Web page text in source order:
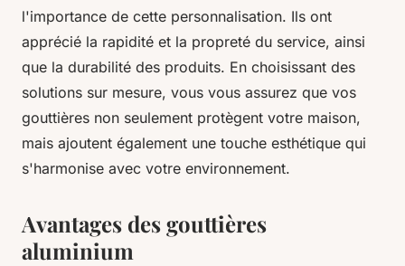
l'importance de cette personnalisation. Ils ont
apprécié la rapidité et la propreté du service, ainsi
que la durabilité des produits. En choisissant des
solutions sur mesure, vous vous assurez que vos
gouttières non seulement protègent votre maison,
mais ajoutent également une touche esthétique qui
s'harmonise avec votre environnement.
Avantages des gouttières
aluminium